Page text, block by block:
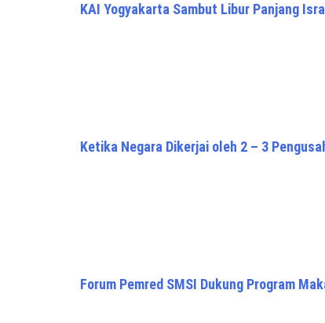
KAI Yogyakarta Sambut Libur Panjang
Ketika Negara Dikerjai oleh 2 – 3
Forum Pemred SMSI Dukung Program